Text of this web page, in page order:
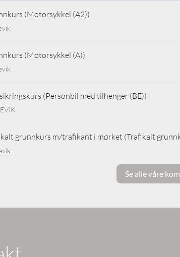
(Motorsykkel (A2))
(Motorsykkel (A))
(Personbil med tilhenger (BE))
grunnkurs m/trafikant i mørket (Trafikalt
Se alle våre